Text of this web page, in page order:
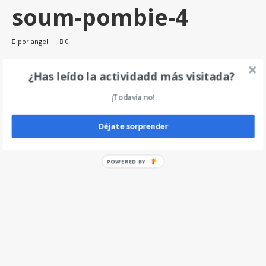
soum-pombie-4
por angel | 0
Deja un comentario
¿Has leído la actividadd más visitada?
¡Todavía no!
Déjate sorprender
POWERED BY